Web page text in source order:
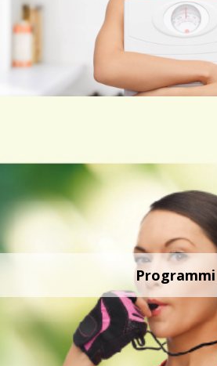
Programmi